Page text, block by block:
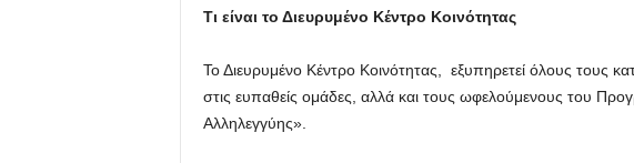
Τι είναι το Διευρυμένο Κέντρο Κοινότητας
Το Διευρυμένο Κέντρο Κοινότητας, εξυπηρετεί όλους τους
στις ευπαθείς ομάδες, αλλά και τους ωφελούμενους του
Αλληλεγγύης».